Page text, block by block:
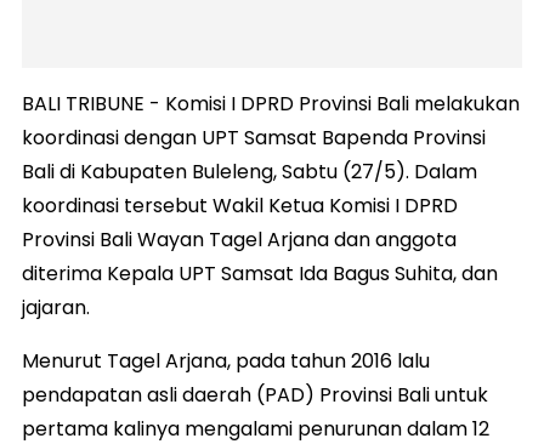
BALI TRIBUNE - Komisi I DPRD Provinsi Bali melakukan
koordinasi dengan UPT Samsat Bapenda Provinsi
Bali di Kabupaten Buleleng, Sabtu (27/5). Dalam
koordinasi tersebut Wakil Ketua Komisi I DPRD
Provinsi Bali Wayan Tagel Arjana dan anggota
diterima Kepala UPT Samsat Ida Bagus Suhita, dan
jajaran.
Menurut Tagel Arjana, pada tahun 2016 lalu
pendapatan asli daerah (PAD) Provinsi Bali untuk
pertama kalinya mengalami penurunan dalam 12